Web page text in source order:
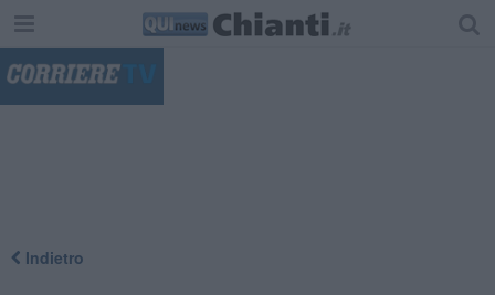
Indietro